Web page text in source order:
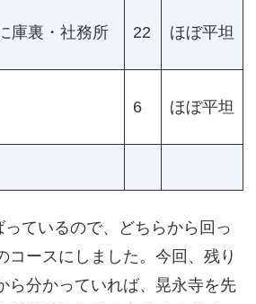
庫裏・社務所 22 ほぼ平坦
6 ほぼ平坦
ているので、どちらから回っ
ースにしました。今回、残り
ら分かっていれば、晃永寺を先